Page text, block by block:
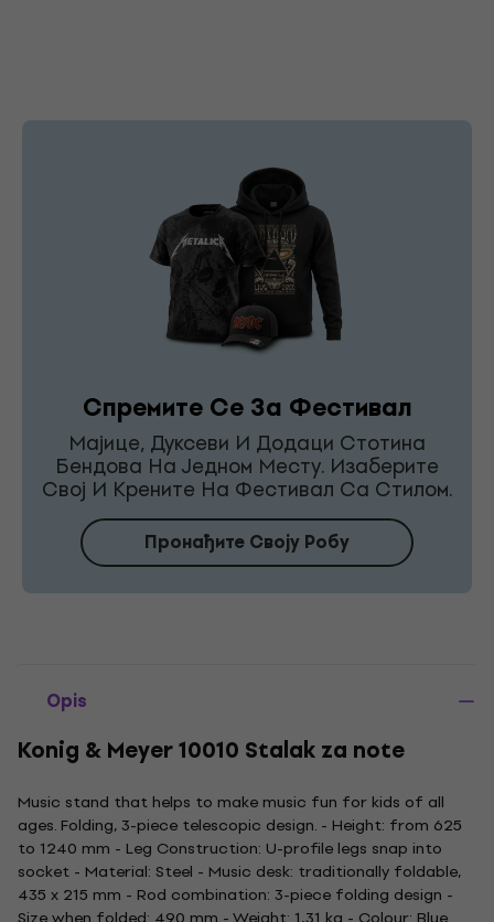
Спремите Се За Фестивал
Мајице, Дуксеви И Додаци Стотина
Бендова На Једном Месту. Изаберите
Свој И Крените На Фестивал Са Стилом.
Пронађите Своју Робу
Opis
Konig & Meyer 10010 Stalak za note
Music stand that helps to make music fun for kids of all
ages. Folding, 3-piece telescopic design. - Height: from 625
to 1240 mm - Leg Construction: U-profile legs snap into
socket - Material: Steel - Music desk: traditionally foldable,
435 x 215 mm - Rod combination: 3-piece folding design -